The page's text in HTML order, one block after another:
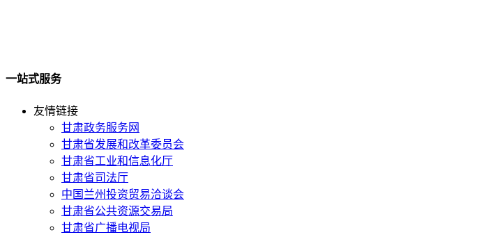
一站式服务
友情链接
甘肃政务服务网
甘肃省发展和改革委员会
甘肃省工业和信息化厅
甘肃省司法厅
中国兰州投资贸易洽谈会
甘肃省公共资源交易局
甘肃省广播电视局